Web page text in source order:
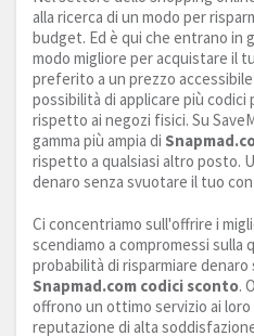
alla ricerca di un modo per
budget. Ed è qui che entrano in
modo migliore per acquistare il
preferito a un prezzo
possibilità di applicare più codici
rispetto ai negozi fisici. Su
gamma più ampia di
rispetto a qualsiasi altro posto.
denaro senza svuotare il tuo
Ci concentriamo sull'offrire i
scendiamo a compromessi
probabilità di risparmiare
Snapmad.com codici sconto.
offrono un ottimo servizio ai
reputazione di alta